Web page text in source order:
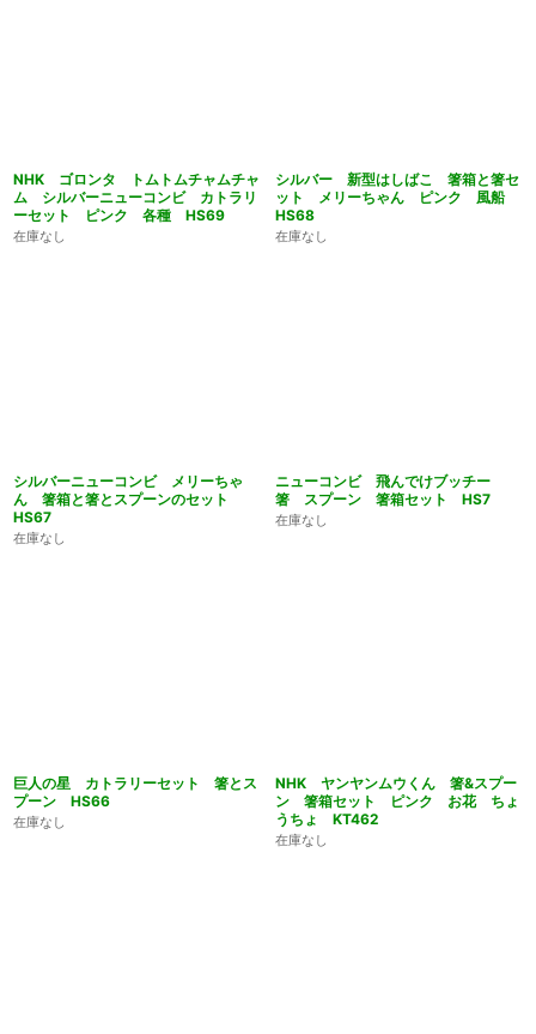
NHK ゴロンタ トムトムチャムチャ
ム シルバーニューコンビ カトラリ
ーセット ピンク 各種 HS69
在庫なし
シルバー 新型はしばこ 箸箱と箸セ
ット メリーちゃん ピンク 風船
HS68
在庫なし
シルバーニューコンビ メリーちゃ
ん 箸箱と箸とスプーンのセット
HS67
在庫なし
ニューコンビ 飛んでけブッチー
箸 スプーン 箸箱セット HS7
在庫なし
巨人の星 カトラリーセット 箸とス
プーン HS66
在庫なし
NHK ヤンヤンムウくん 箸&スプー
ン 箸箱セット ピンク お花 ちょ
うちょ KT462
在庫なし